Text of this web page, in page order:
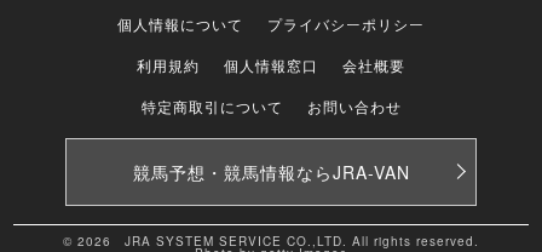
個人情報について
プライバシーポリシー
利用規約
個人情報窓口
会社概要
特定商取引について
お問い合わせ
競馬予想・競馬情報ならJRA-VAN
© 2026 JRA SYSTEM SERVICE CO.,LTD. All rights reserved.